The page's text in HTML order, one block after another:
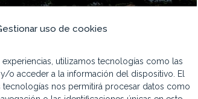
uso de cookies
experiencias, utilizamos tecnologías como las
o acceder a la información del dispositivo. El
tecnologías nos permitirá procesar datos como